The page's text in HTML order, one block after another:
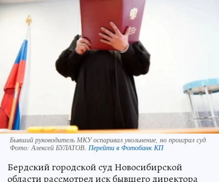
Бывший руководитель МКУ оспаривал увольнение, но проиграл суд
Фото: Алексей БУЛАТОВ. Перейти в Фотобанк КП
Бердский городской суд Новосибирской
области рассмотрел иск бывшего директора